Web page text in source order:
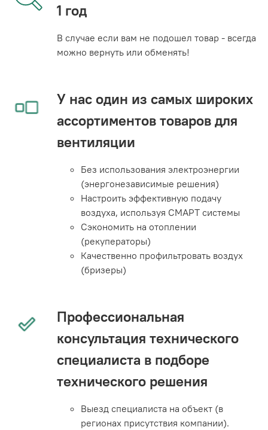
1 год
В случае если вам не подошел товар - всегда
можно вернуть или обменять!
У нас один из самых широких
ассортиментов товаров для
вентиляции
Без использования электроэнергии
(энергонезависимые решения)
Настроить эффективную подачу
воздуха, используя СМАРТ системы
Сэкономить на отоплении
(рекуператоры)
Качественно профильтровать воздух
(бризеры)
Профессиональная
консультация технического
специалиста в подборе
технического решения
Выезд специалиста на объект (в
регионах присутствия компании).